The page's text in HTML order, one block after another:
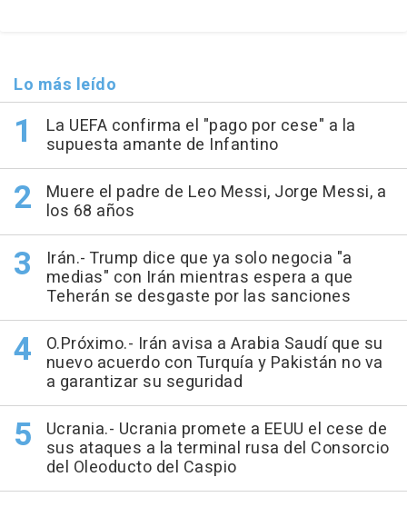
Lo más leído
La UEFA confirma el "pago por cese" a la
supuesta amante de Infantino
Muere el padre de Leo Messi, Jorge Messi, a
los 68 años
Irán.- Trump dice que ya solo negocia "a
medias" con Irán mientras espera a que
Teherán se desgaste por las sanciones
O.Próximo.- Irán avisa a Arabia Saudí que su
nuevo acuerdo con Turquía y Pakistán no va
a garantizar su seguridad
Ucrania.- Ucrania promete a EEUU el cese de
sus ataques a la terminal rusa del Consorcio
del Oleoducto del Caspio